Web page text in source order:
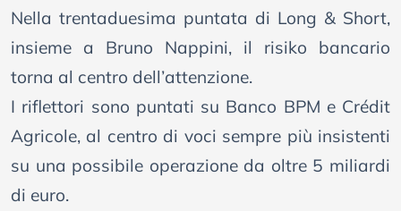
Nella trentaduesima puntata di Long & Short,
insieme a Bruno Nappini, il risiko bancario
torna al centro dell’attenzione.
I riflettori sono puntati su Banco BPM e Crédit
Agricole, al centro di voci sempre più insistenti
su una possibile operazione da oltre 5 miliardi
di euro.